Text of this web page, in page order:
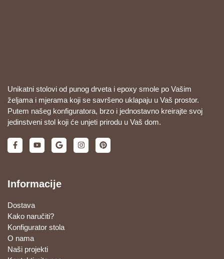
Unikatni stolovi od punog drveta i epoxy smole po Vašim
željama i mjerama koji se savršeno uklapaju u Vaš prostor.
Putem našeg konfiguratora, brzo i jednostavno kreirajte svoj
jedinstveni stol koji će unjeti prirodu u Vaš dom.
Informacije
Dostava
Kako naručiti?
Konfigurator stola
O nama
Naši projekti